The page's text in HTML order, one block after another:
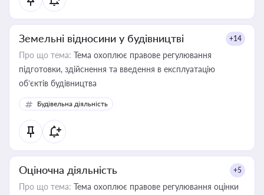
Земельні відносини у будівництві +14
Про що тема: Тема охоплює правове регулювання
підготовки, здійснення та введення в експлуатацію
об’єктів будівництва
Будівельна діяльність
Оціночна діяльність +5
Про що тема: Тема охоплює правове регулювання оцінки